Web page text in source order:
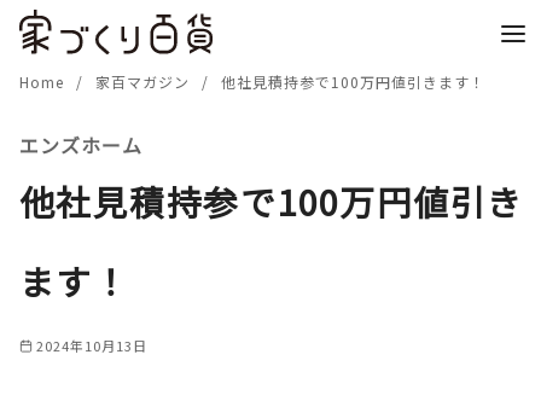
Home 家百マガジン 他社見積持参で100万円値引きます！
エンズホーム
他社見積持参で100万円値引き
ます！
2024年10月13日